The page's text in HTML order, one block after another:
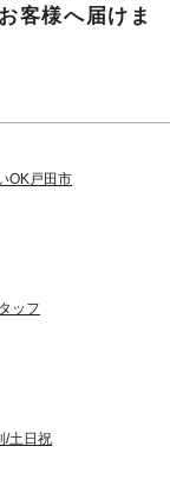
客様へ届けま
OK戸田市
ッフ
/土日祝